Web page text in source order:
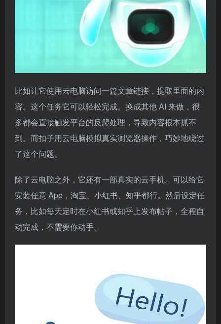
比如让它使用云电脑访问一篇文章链接，提取里面的内
容。这个任务它可以轻松完成。换成其他 AI 来做，很
多都会直接触发平台的反爬处理，导致内容根本抓不
到。而扣子用云电脑模拟真实浏览器操作，巧妙地绕过
了这个问题。
除了云电脑之外，它还有一部真实的云手机。可以给它
安装任意 App，淘宝、小红书、知乎都行。然后设定任
务，比如每天定时在小红书或知乎上发布帖子，全程自
动完成，不需要你动手。